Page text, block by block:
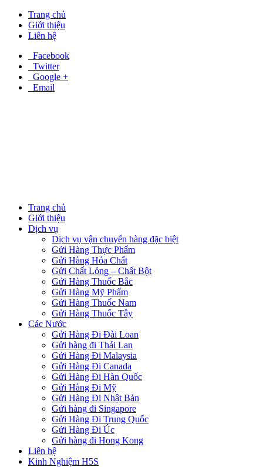
Trang chủ
Giới thiệu
Liên hệ
Facebook
Twitter
Google +
Email
Trang chủ
Giới thiệu
Dịch vụ
Dịch vụ vận chuyển hàng đặc biệt
Gửi Hàng Thực Phẩm
Gửi Hàng Hóa Chất
Gửi Chất Lỏng – Chất Bột
Gửi Hàng Thuốc Bắc
Gửi Hàng Mỹ Phẩm
Gửi Hàng Thuốc Nam
Gửi Hàng Thuốc Tây
Các Nước
Gửi Hàng Đi Đài Loan
Gửi hàng đi Thái Lan
Gửi Hàng Đi Malaysia
Gửi Hàng Đi Canada
Gửi Hàng Đi Hàn Quốc
Gửi Hàng Đi Mỹ
Gửi Hàng Đi Nhật Bản
Gửi hàng đi Singapore
Gửi Hàng Đi Trung Quốc
Gửi Hàng Đi Úc
Gửi hàng đi Hong Kong
Liên hệ
Kinh Nghiệm H5S